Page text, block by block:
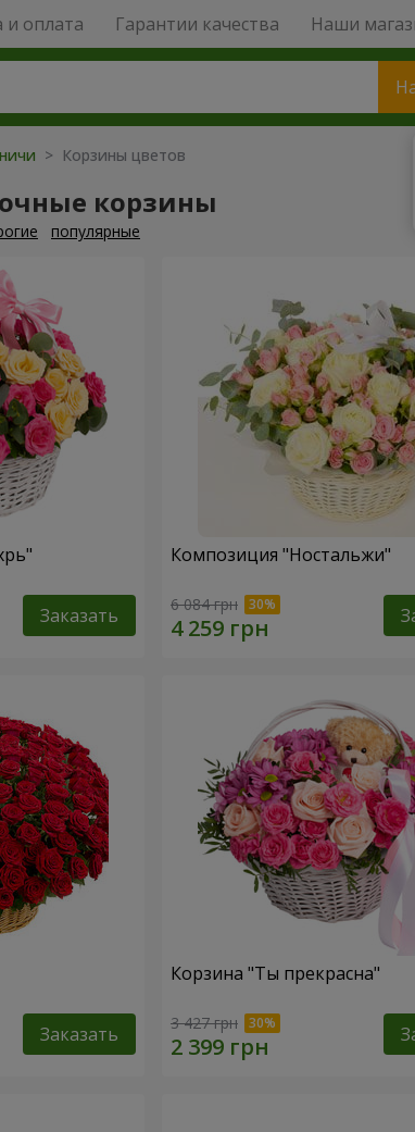
и оплата Гарантии качества Наши
> Корзины цветов
корзины
популярные
Заказать
Композиция "Ностальжи"
6 084 грн
Заказать
Корзина "Ты прекрасна"
3 427 грн